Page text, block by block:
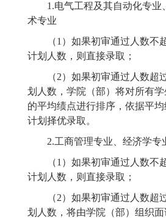
1.电气工程及其自动化专业
术专业
（1）如果初审通过人数不
计划人数，则直接录取；
（2）如果初审通过人数超
划人数，学院 （部） 将对所有
的平均绩点进行排序，依据平
计划择优录取。
2.工商管理专业、经济学专
（1）如果初审通过人数不
计划人数，则直接录取；
（2）如果初审通过人数超
划人数，将由学院 （部） 组织